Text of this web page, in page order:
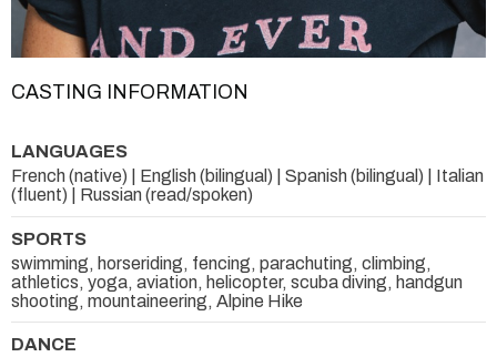
CASTING INFORMATION
LANGUAGES
French (native) | English (bilingual) | Spanish (bilingual) | Italian
(fluent) | Russian (read/spoken)
SPORTS
swimming, horseriding, fencing, parachuting, climbing,
athletics, yoga, aviation, helicopter, scuba diving, handgun
shooting, mountaineering, Alpine Hike
DANCE